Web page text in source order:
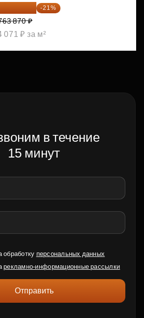
363 457 ₽ -21%
870 ₽
071 ₽ за м²
в течение
15 минут
персональных данных
рекламно-информационные рассылки
Отправить